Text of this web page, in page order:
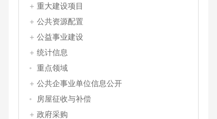
重大建设项目
公共资源配置
公益事业建设
统计信息
重点领域
公共企事业单位信息公开
房屋征收与补偿
政府采购